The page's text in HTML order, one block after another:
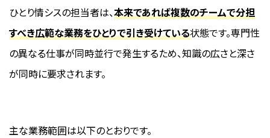
ひとり情シスの担当者は、本来であれば複数のチームで分担
すべき広範な業務をひとりで引き受けている状態です。専門性
の異なる仕事が同時並行で発生するため、知識の広さと深さ
が同時に要求されます。
主な業務範囲は以下のとおりです。